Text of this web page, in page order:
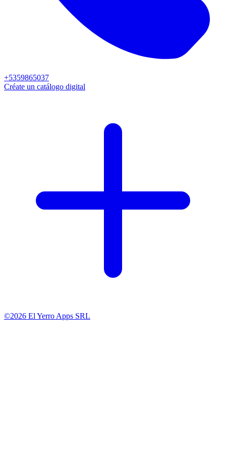
+5359865037
Créate un catálogo digital
©2026 El Yerro Apps SRL